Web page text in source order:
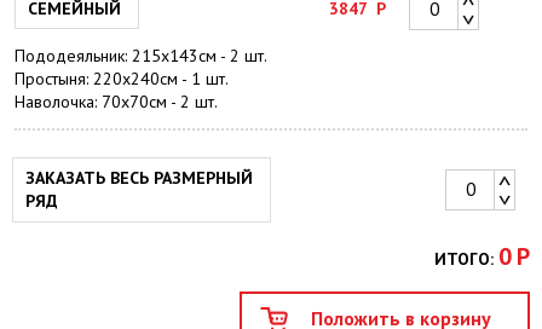
СЕМЕЙНЫЙ 3847Р
Пододеяльник: 215х143см - 2 шт.
Простыня: 220х240см - 1 шт.
Наволочка: 70х70см - 2 шт.
ЗАКАЗАТЬ ВЕСЬ РАЗМЕРНЫЙ
РЯД
ИТОГО: 0Р